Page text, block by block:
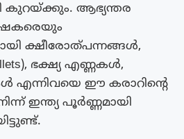
കുറയ്ക്കും. ആഭ്യന്തര
ക്ഷീരോത്പന്നങ്ങൾ,
ഭക്ഷ്യ എണ്ണകൾ,
എന്നിവയെ ഈ കരാറിന്റെ
ഇന്ത്യ പൂർണ്ണമായി